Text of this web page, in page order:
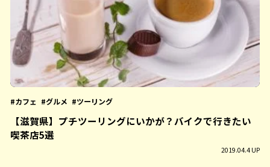
カフェ グルメ ツーリング
【滋賀県】プチツーリングにいかが？バイクで行きたい
喫茶店5選
2019.04.4 UP